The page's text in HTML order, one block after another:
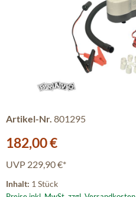
Artikel-Nr. 801295
Verkaufspreis:
182,00 €
UVP 229,90 €*
Inhalt: 1 Stück